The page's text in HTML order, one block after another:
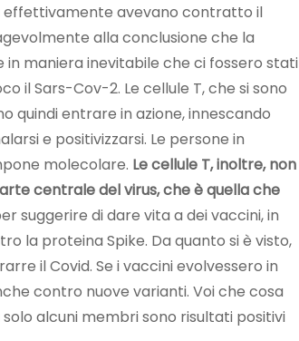
effettivamente avevano contratto il
alla conclusione che la
in maniera inevitabile che ci fossero stati
il Sars-Cov-2. Le cellule T, che si sono
quindi entrare in azione, innescando
e positivizzarsi. Le persone in
molecolare. Le cellule T, inoltre, non
centrale del virus, che è quella che
suggerire di dare vita a dei vaccini, in
la proteina Spike. Da quanto si è visto,
il Covid. Se i vaccini evolvessero in
contro nuove varianti. Voi che cosa
alcuni membri sono risultati positivi